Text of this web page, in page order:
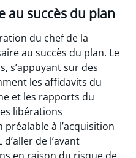
au succès du plan
du chef de la
au succès du plan. Le
s’appuyant sur des
les affidavits du
et les rapports du
libérations
à l’acquisition
d’aller de l’avant